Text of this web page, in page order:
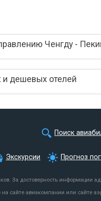
Ченгду -
и дешевых отелей
Поиск
Экскурсии Прогноз
За достоверность информации
сайте авиакомпании или сайте